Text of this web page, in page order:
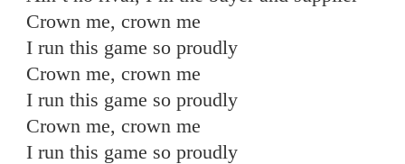
Crown me, crown me
I run this game so proudly
Crown me, crown me
I run this game so proudly
Crown me, crown me
I run this game so proudly